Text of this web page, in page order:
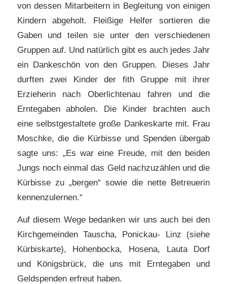
von dessen Mitarbeitern in Begleitung von einigen
Kindern abgeholt. Fleißige Helfer sortieren die
Gaben und teilen sie unter den verschiedenen
Gruppen auf. Und natürlich gibt es auch jedes Jahr
ein Dankeschön von den Gruppen. Dieses Jahr
durften zwei Kinder der fith Gruppe mit ihrer
Erzieherin nach Oberlichtenau fahren und die
Erntegaben abholen. Die Kinder brachten auch
eine selbstgestaltete große Dankeskarte mit. Frau
Moschke, die die Kürbisse und Spenden übergab
sagte uns: „Es war eine Freude, mit den beiden
Jungs noch einmal das Geld nachzuzählen und die
Kürbisse zu „bergen“ sowie die nette Betreuerin
kennenzulernen.“
Auf diesem Wege bedanken wir uns auch bei den
Kirchgemeinden Tauscha, Ponickau- Linz (siehe
Kürbiskarte), Hohenbocka, Hosena, Lauta Dorf
und Königsbrück, die uns mit Erntegaben und
Geldspenden erfreut haben.